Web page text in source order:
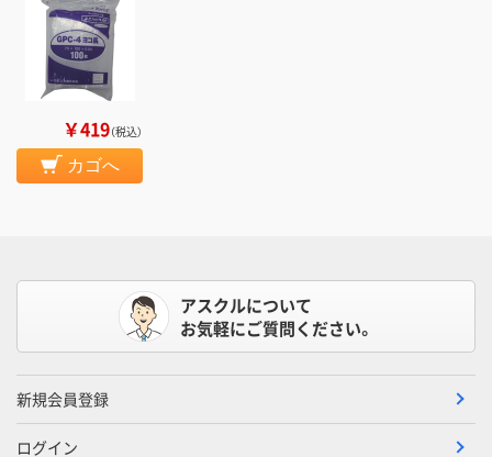
￥419（税込）
カゴへ
アスクルについて
お気軽にご質問ください。
新規会員登録
ログイン